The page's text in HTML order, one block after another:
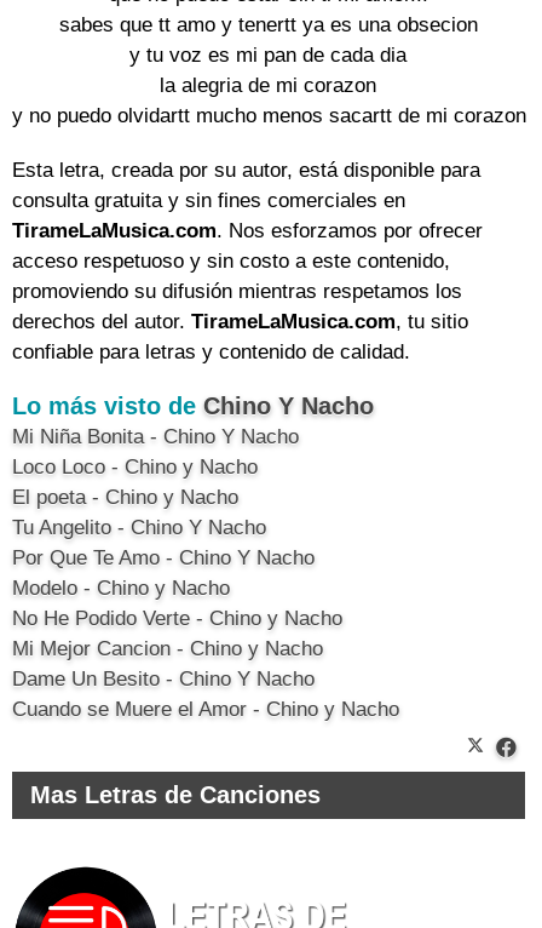
sabes que tt amo y tenertt ya es una obsecion
y tu voz es mi pan de cada dia
la alegria de mi corazon
y no puedo olvidartt mucho menos sacartt de mi corazon
Esta letra, creada por su autor, está disponible para
consulta gratuita y sin fines comerciales en
TirameLaMusica.com. Nos esforzamos por ofrecer
acceso respetuoso y sin costo a este contenido,
promoviendo su difusión mientras respetamos los
derechos del autor. TirameLaMusica.com, tu sitio
confiable para letras y contenido de calidad.
Lo más visto de Chino Y Nacho
Mi Niña Bonita - Chino Y Nacho
Loco Loco - Chino y Nacho
El poeta - Chino y Nacho
Tu Angelito - Chino Y Nacho
Por Que Te Amo - Chino Y Nacho
Modelo - Chino y Nacho
No He Podido Verte - Chino y Nacho
Mi Mejor Cancion - Chino y Nacho
Dame Un Besito - Chino Y Nacho
Cuando se Muere el Amor - Chino y Nacho
Mas Letras de Canciones